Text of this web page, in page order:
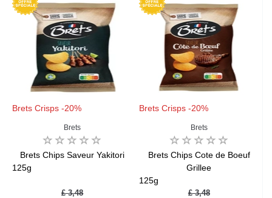
Brets Crisps -20%
Brets
Brets Chips Saveur Yakitori
125g
£ 3,48
Brets Crisps -20%
Brets
Brets Chips Cote de Boeuf
Grillee
125g
£ 3,48